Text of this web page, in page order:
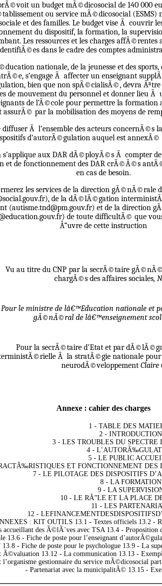
un budget mÃ©dicosocial de 140 000
ou service mÃ©dicosocial (ESMS)
sociale et des familles. Le budget vise Ã
du dispositif, la formation, la
Les ressources et les charges affÃ©rentes
dans le cadre des comptes
nationale, de la jeunesse et des
s’engage Ã affecter un enseignant
bien que non spÃ©cialisÃ©, devra
de mouvement du personnel et donner lieu
de l’Ã©cole pour permettre la
assurÃ© par la mobilisation des moyens de
diffuser Ã l’ensemble des acteurs concernÃ©s
d’autorÃ©gulation auquel est
aux DAR dÃ©ployÃ©s Ã compter
et de fonctionnement des DAR crÃ©Ã©s
en cas de besoin.
les services de la direction gÃ©nÃ©rale
de la dÃ©lÃ©gation
(autisme.tnd@pm.gouv.fr) et de la direction
de toute difficultÃ© que
Å“uvre de cette instruction
Vu au titre du CNP par la secrÃ©taire
chargÃ©s des affaires sociales,
Pour le ministre de lâ€™Education nationale et
gÃ©nÃ©ral de lâ€™enseignement
Pour la secrÃ©taire d’Etat et par
Ã la stratÃ©gie nationale pour
neurodÃ©veloppementClaire
Annexe : cahier des charges
1 - TABLE DES
2 - INTRODUCTION
3 - LES TROUBLES DU SPECTRE
4 -
5 - LE PUBLIC
ET FONCTIONNEMENT
7 - LE PILOTAGE DES DISPOSITIFS
8 - LA FORMATION
9 - LA
10 - LE RÃ”LE ET LA PLACE
11 - LES
12 -
: KIT OUTILS 13.1 - Textes officiels 13.2 -
accueillant des Ã©lÃ¨ves avec TSA 13.4 -
13.6 - Fiche de poste pour l’enseignant
- Fiche de poste pour le psychologue 13.9 - La
Ã©valuation 13.12 - La communication 13.13 -
l’organisme gestionnaire du service mÃ©dicosocial
- Partenariat avec la municipalitÃ© 13.15 -